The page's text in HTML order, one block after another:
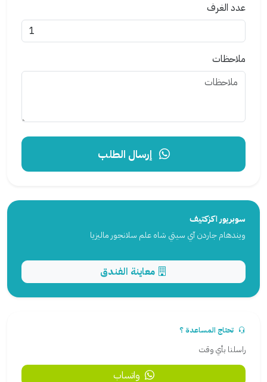
عدد الغرف
ملاحظات
إرسال الطلب
سوبريور اكزكتيف
ويندهام جاردن آي سيتي شاه علم سلانجور ماليزيا
معاينة الفندق
تحتاج المساعدة ؟
راسلنا بأي وقت
واتساب